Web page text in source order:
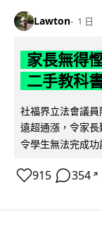
Lawton 1 日
家長無得
二手教科
社福界立法會議
遠超通漲，令家
令學生無法完成
915 354 ↗